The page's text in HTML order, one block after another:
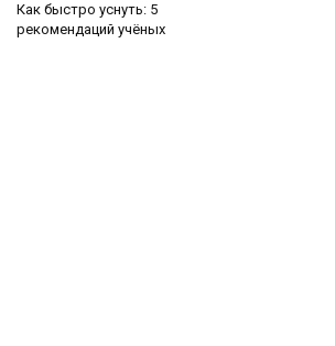
Как быстро уснуть: 5
рекомендаций учёных